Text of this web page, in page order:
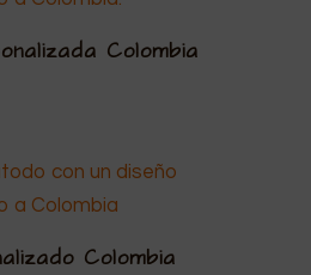
Colombia
Colombia